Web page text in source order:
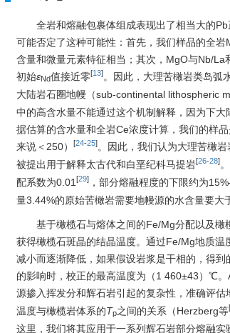
全岩和熔融包裹体组成表现出了相当大的
可能否定了这种可能性：首先，我们样品的全
含量和微量元素特征相当；其次，MgO与Nb/
初始εNd值接近零[13] 。因此，大理苦橄岩类岛弧
大陆岩石圈地幔（sub-continental lithospheric
中的高含水量不能通过这个机制解释，因为下大
据估算的含水量和全岩Ce浓度计算，我们的样
来说＜250）
[24-25] 。因此，我们认为大理苦橄
被提出用于解释太古代和白垩纪科马提岩[26-28]
配系数为0.01 [29] ，部分熔融程度的下限约为
量3.44%的原始苦橄岩需要地幔源的水含量要大
基于橄榄石与熔体之间的Fe/Mg分配以及
获得橄榄石斑晶的结晶温度。通过Fe/Mg地质
减小而逐渐降低，如果假设岩浆是干相的，得
的影响时，校正的最高温度为（1 460±43）℃
源掺入挥发分和辉石岩引起的复杂性，准确评估
温度与橄榄岩体系的Tp之间的关系（Herzberg等[
这里，我们将其应用于一系列辉石岩部分熔融